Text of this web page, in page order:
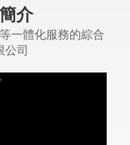
介
售等一體化服務的綜合
公司